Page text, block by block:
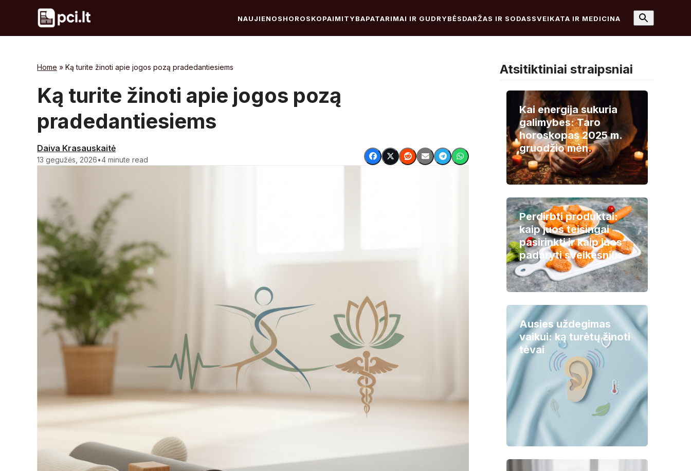
NAUJIENOSHOROSKOPAIMITYBAPATARIMAI IR GUDRYBĖSDARŽAS IR SODASSVEIKATA IR MEDICINA
Home » Ką turite žinoti apie jogos pozą pradedantiesiems
Ką turite žinoti apie jogos pozą
pradedantiesiems
Daiva Krasauskaitė
13 gegužės, 2026•4 minute read
Atsitiktiniai straipsniai
Kai energija sukuria
galimybes: Taro
horoskopas 2025 m.
gruodžio mėn.
Perdirbti produktai:
kaip juos teisingai
pasirinkti ir kaip juos
padaryti sveikesnius
Ausies uždegimas
vaikui: ką turėtų žinoti
tėvai